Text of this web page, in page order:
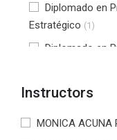
Diplomado en
Estratégico (1)
Diplomado en
Diplomado en
Diplomado en
Instructors
MONICA ACUNA